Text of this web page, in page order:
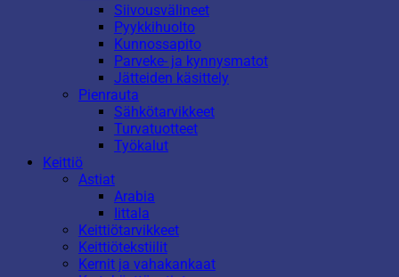
Siivousvälineet
Pyykkihuolto
Kunnossapito
Parveke- ja kynnysmatot
Jätteiden käsittely
Pienrauta
Sähkötarvikkeet
Turvatuotteet
Työkalut
Keittiö
Astiat
Arabia
Iittala
Keittiötarvikkeet
Keittiötekstiilit
Kernit ja vahakankaat